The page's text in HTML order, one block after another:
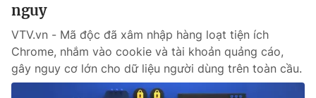
nguy
VTV.vn - Mã độc đã xâm nhập hàng loạt tiện ích
Chrome, nhắm vào cookie và tài khoản quảng cáo,
gây nguy cơ lớn cho dữ liệu người dùng trên toàn cầu.